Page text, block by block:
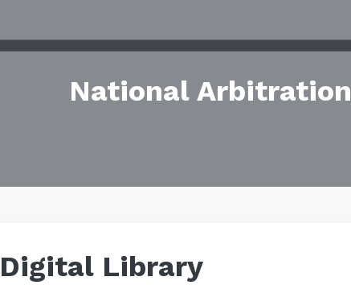
National Arbitration
Digital Library